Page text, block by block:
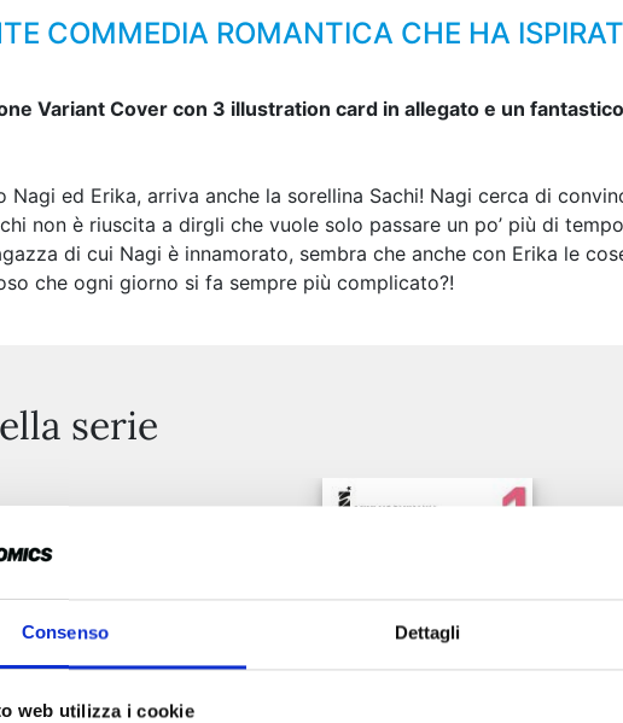
Consenso Dettagli
web utilizza i cookie
COMMEDIA ROMANTICA CHE HA
Variant Cover con 3 illustration card in allegato e un
Nagi ed Erika, arriva anche la sorellina Sachi! Nagi cerca di
non è riuscita a dirgli che vuole solo passare un po’ più di
di cui Nagi è innamorato, sembra che anche con Erika le
che ogni giorno si fa sempre più complicato?!
serie